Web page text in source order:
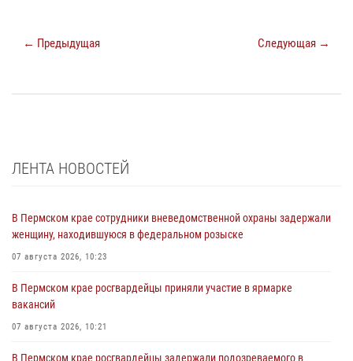
← Предыдущая Следующая →
ЛЕНТА НОВОСТЕЙ
В Пермском крае сотрудники вневедомственной охраны задержали
женщину, находившуюся в федеральном розыске
07 августа 2026, 10:23
В Пермском крае росгвардейцы приняли участие в ярмарке
вакансий
07 августа 2026, 10:21
В Пермском крае росгвардейцы задержали подозреваемого в